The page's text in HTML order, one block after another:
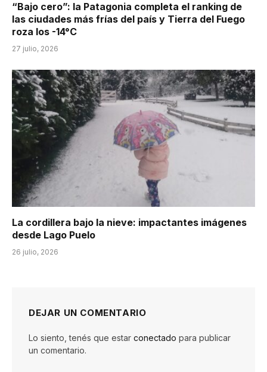
“Bajo cero”: la Patagonia completa el ranking de
las ciudades más frías del país y Tierra del Fuego
roza los -14°C
27 julio, 2026
La cordillera bajo la nieve: impactantes imágenes
desde Lago Puelo
26 julio, 2026
DEJAR UN COMENTARIO
Lo siento, tenés que estar conectado para publicar
un comentario.